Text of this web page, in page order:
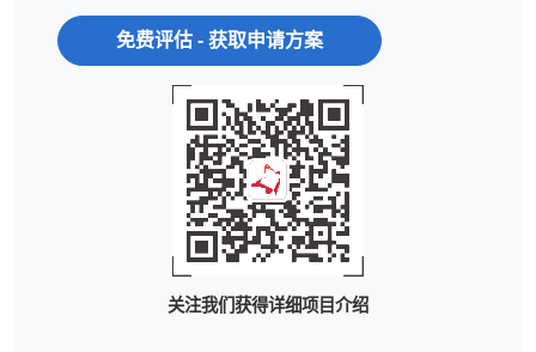
免费评估 - 获取申请方案
关注我们获得详细项目介绍